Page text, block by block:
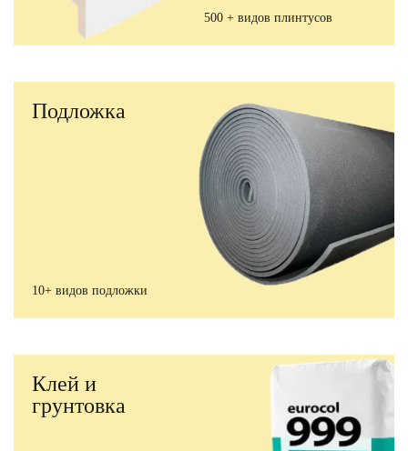
500 + видов плинтусов
Подложка
10+ видов подложки
Клей и
грунтовка